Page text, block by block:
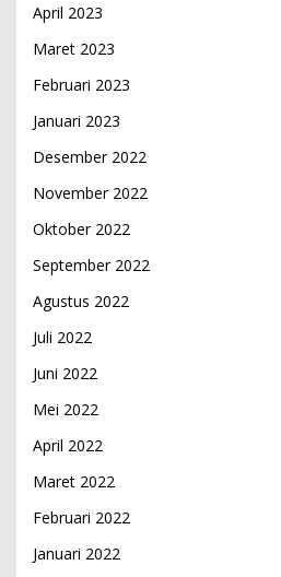
April 2023
Maret 2023
Februari 2023
Januari 2023
Desember 2022
November 2022
Oktober 2022
September 2022
Agustus 2022
Juli 2022
Juni 2022
Mei 2022
April 2022
Maret 2022
Februari 2022
Januari 2022